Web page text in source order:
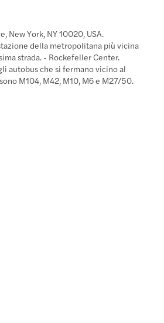
New York, NY 10020, USA.
della metropolitana più vicina
strada. - Rockefeller Center.
autobus che si fermano vicino al
M104, M42, M10, M6 e M27/50.